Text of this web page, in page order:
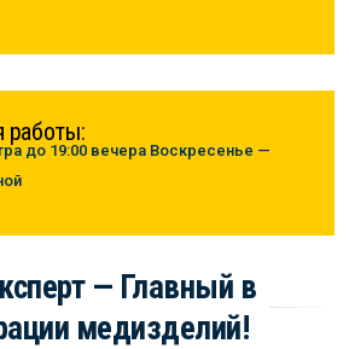
работы:
до 19:00 вечера Воскресенье —
— Главный в
медизделий!